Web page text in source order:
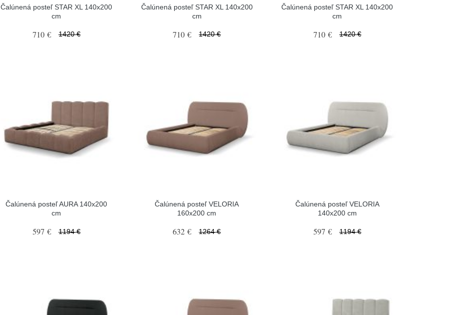
Čalúnená posteľ STAR XL 140x200
cm
710 € 1420 €
Čalúnená posteľ STAR XL 140x200
cm
710 € 1420 €
Čalúnená posteľ STAR XL 140x200
cm
710 € 1420 €
Čalúnená posteľ AURA 140x200
cm
597 € 1194 €
Čalúnená posteľ VELORIA
160x200 cm
632 € 1264 €
Čalúnená posteľ VELORIA
140x200 cm
597 € 1194 €